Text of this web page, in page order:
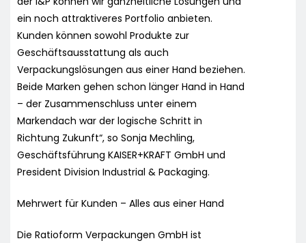
ein noch attraktiveres Portfolio anbieten.
Kunden können sowohl Produkte zur
Geschäftsausstattung als auch
Verpackungslösungen aus einer Hand beziehen.
Beide Marken gehen schon länger Hand in Hand
– der Zusammenschluss unter einem
Markendach war der logische Schritt in
Richtung Zukunft“, so Sonja Mechling,
Geschäftsführung KAISER+KRAFT GmbH und
President Division Industrial & Packaging.
Mehrwert für Kunden – Alles aus einer Hand
Die Ratioform Verpackungen GmbH ist